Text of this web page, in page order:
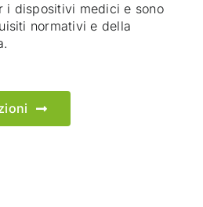
i dispositivi medici e sono
normativi e della